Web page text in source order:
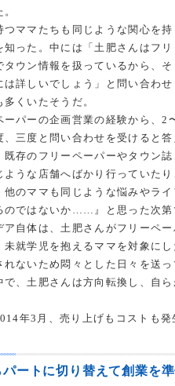
ママたちも同じような関心を持
知った。中には「土肥さんはフリ
タウン情報を扱っているから、そ
は詳しいでしょう」と問い合わせ
くいたそうだ。
パーの企画営業の経験から、2
、三度と問い合わせを受けると
既存のフリーペーパーやタウン
ような店舗へばかり行っていた
他のママも同じような悩みやラ
のではないか……』と思った次第
自体は、土肥さんがフリーペー
就学児を抱えるママを対象に
れないため悶々とした日々を送っ
、土肥さんは方向転換し、自
年3月、売り上げもコストも発
ートに切り替えて創業を